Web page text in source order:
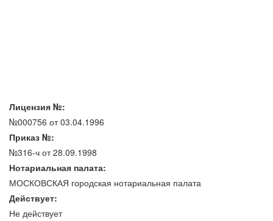
Лицензия №:
№000756 от 03.04.1996
Приказ №:
№316-ч от 28.09.1998
Нотариальная палата:
МОСКОВСКАЯ городская нотариальная палата
Действует:
Не действует